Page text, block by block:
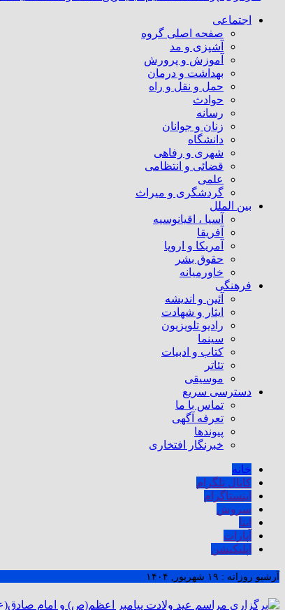
اجتماعی
صفحه اصلی گروه
آشپزی و مد
آموزش و پرورش
بهداشت و درمان
حمل و نقل و راه
حوادث
رسانه
زنان و جوانان
دانشگاه
شهری و رفاهی
قضائی و انتظامی
علمی
گردشگری و میراث
بین الملل
آسیا ، اقیانوسیه
آفریقا
آمریکا و اروپا
حقوق بشر
خاورمیانه
فرهنگی
آئین و اندیشه
ایثار و شهادت
رادیو تلویزیون
سینما
کتاب و ادبیات
تئاتر
موسیقی
دسترسی سریع
تماس با ما
تعرفه آگهی
پیوندها
خبرنگار افتخاری
خانه
کانال تلگرام
اینستاگرام
سروش
ایتا
آپارات
اپلیکیشن
آرشیو روزانه : ۱۹ شهریور, ۱۴۰۴